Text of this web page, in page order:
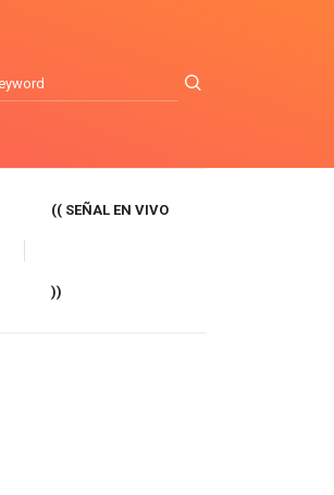
(( SEÑAL EN VIVO
))